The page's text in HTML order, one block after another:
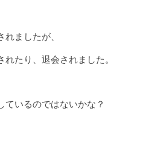
ましたが、
たり、退会されました。
ているのではないかな？